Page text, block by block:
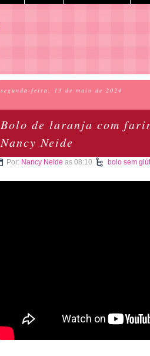
segunda-feira, 13 de maio de 2024
Bolo de laranja com
Nancy Neide
Por: Nancy Neide as 08:10 bolo sem